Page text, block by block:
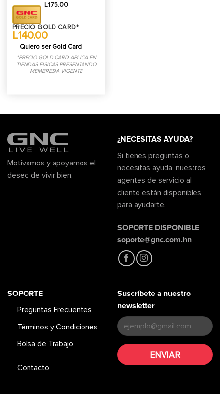
L175.00
PRECIO GOLD CARD*
L140.00
Quiero ser Gold Card
*PRECIO GOLD CARD APLICA EN
TIENDAS FISICAS PRESENTANDO
MEMBRESIA VIGENTE
Motivamos y apoyamos el
deseo de vivir bien.
¿NECESITAS AYUDA?
Si tienes preguntas o
necesitas ayuda, nuestros
agentes de servicio al
cliente están disponibles
para ayudarte.
SOPORTE DISPONIBLE
soporte@gnc.com.hn
SOPORTE
Preguntas Frecuentes
Términos y Condiciones
Bolsa de Trabajo
Contacto
Suscríbete a nuestro
newsletter